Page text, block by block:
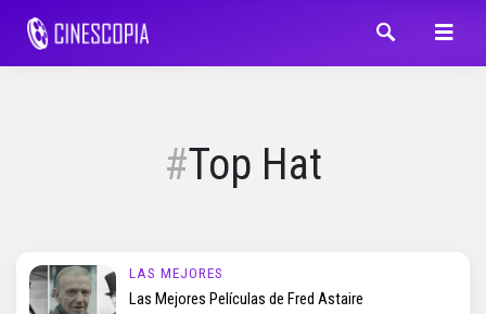
Top Hat
LAS MEJORES
Las Mejores Películas de Fred Astaire